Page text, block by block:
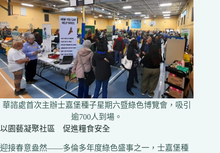
華諮處首次主辦士嘉堡種子星期六暨綠色博覽會，吸引
逾700人到場。
以園藝凝聚社區 促進糧食安全
迎接春意盎然——多倫多年度綠色盛事之一，士嘉堡種